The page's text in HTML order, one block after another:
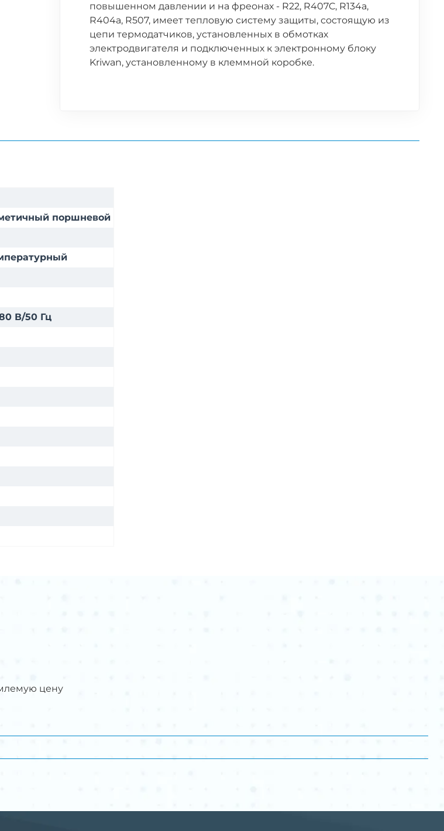
повышенном давлении и на фреонах - R22, R407C, R134a,
R404a, R507, имеет тепловую систему защиты, состоящую из
цепи термодатчиков, установленных в обмотках
электродвигателя и подключенных к электронному блоку
Kriwan, установленному в клеммной коробке.
поршневой
В/50 Гц
цену